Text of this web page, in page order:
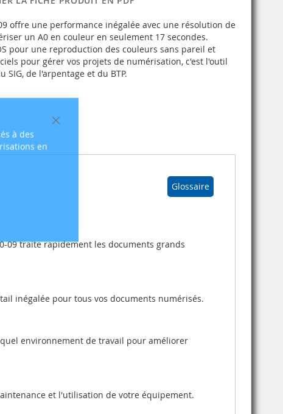
Fermer
à des
en
offre une performance inégalée avec une résolution de
un A0 en couleur en seulement 17 secondes.
pour une reproduction des couleurs sans pareil et
pour gérer vos projets de numérisation, c'est l'outil
de l'arpentage et du BTP.
Glossaire
09 traite rapidement les documents grands
inégalée pour tous vos documents numérisés.
environnement de travail pour améliorer
et l'utilisation de votre équipement.